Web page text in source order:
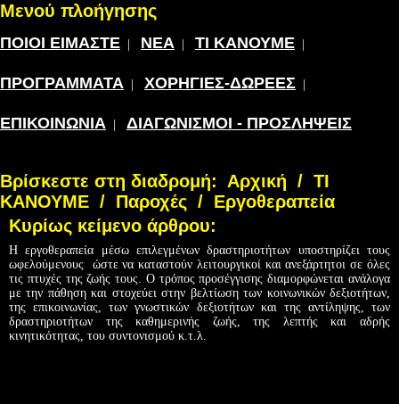
Μενού πλοήγησης
ΠΟΙΟΙ ΕΙΜΑΣΤΕ ΝΕΑ ΤΙ ΚΑΝΟΥΜΕ
ΠΡΟΓΡΑΜΜΑΤΑ ΧΟΡΗΓΙΕΣ-ΔΩΡΕΕΣ
ΕΠΙΚΟΙΝΩΝΙΑ ΔΙΑΓΩΝΙΣΜΟΙ - ΠΡΟΣΛΗΨΕΙΣ
Βρίσκεστε στη διαδρομή: Αρχική / ΤΙ
ΚΑΝΟΥΜΕ / Παροχές / Εργοθεραπεία
Κυρίως κείμενο άρθρου:
Η εργοθεραπεία μέσω επιλεγμένων δραστηριοτήτων υποστηρίζει τους
ωφελούμενους ώστε να καταστούν λειτουργικοί και ανεξάρτητοι σε όλες
τις πτυχές της ζωής τους. Ο τρόπος προσέγγισης διαμορφώνεται ανάλογα
με την πάθηση και στοχεύει στην βελτίωση των κοινωνικών δεξιοτήτων,
της επικοινωνίας, των γνωστικών δεξιοτήτων και της αντίληψης, των
δραστηριοτήτων της καθημερινής ζωής, της λεπτής και αδρής
κινητικότητας, του συντονισμού κ.τ.λ.